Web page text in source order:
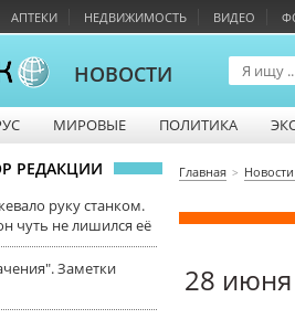
АПТЕКИ НЕДВИЖИМОСТЬ ВИДЕО
НОВОСТИ
МИРОВЫЕ ПОЛИТИКА
РЕДАКЦИИ
руку станком.
чуть не лишился её
Заметки
Главная
28